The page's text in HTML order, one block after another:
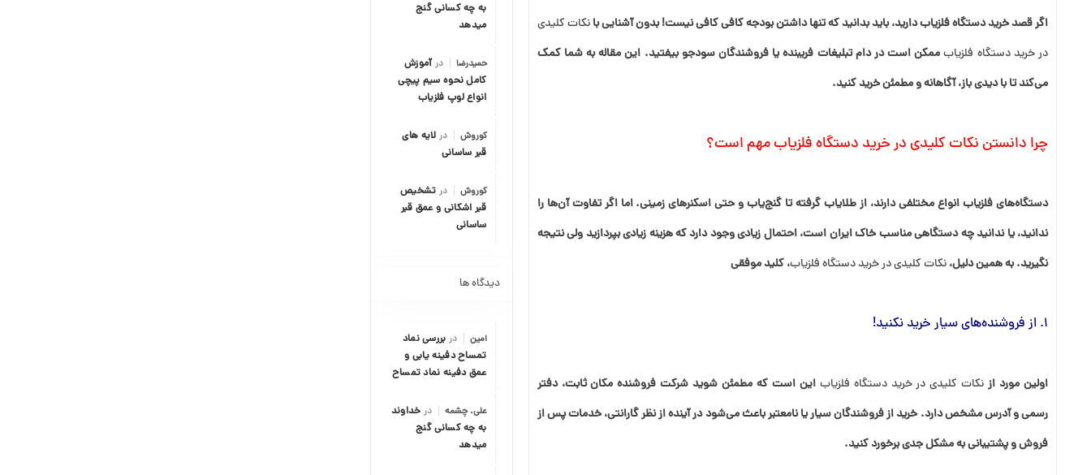
اگر قصد خرید دستگاه فلزیاب دارید، باید بدانید که تنها داشتن بودجه کافی کافی نیست! بدون آشنایی بانکات کلیدی
در خرید دستگاه فلزیابممکن است در دام تبلیغات فریبنده یا فروشندگان سودجو بیفتید. این مقاله به شما کمک
می‌کند تا با دیدی باز، آگاهانه و مطمئن خرید کنید.
چرا دانستن نکات کلیدی در خرید دستگاه فلزیاب مهم است؟
دستگاه‌های فلزیاب انواع مختلفی دارند، از طلایاب گرفته تا گنج‌یاب و حتی اسکنرهای زمینی. اما اگر تفاوت آن‌ها را
ندانید، یا ندانید چه دستگاهی مناسب خاک ایران است، احتمال زیادی وجود دارد که هزینه زیادی بپردازید ولی نتیجه
نگیرید. به همین دلیل،نکات کلیدی در خرید دستگاه فلزیاب، کلید موفقی
1. از فروشنده‌های سیار خرید نکنید!
اولین مورد از نکات کلیدی در خرید دستگاه فلزیاب این است که مطمئن شوید شرکت فروشنده مکان ثابت، دفتر
رسمی و آدرس مشخص دارد. خرید از فروشندگان سیار یا نامعتبر باعث می‌شود در آینده از نظر گارانتی، خدمات پس از
فروش و پشتیبانی به مشکل جدی برخورد کنید.
به چه کسانی گنج
میدهد
حمیدرضا در آموزش
کامل نحوه سیم پیچی
انواع لوپ فلزیاب
کوروش در لایه های
قبر ساسانی
کوروش در تشخیص
قبر اشکانی و عمق قبر
ساسانی
دیدگاه ها
امین در بررسی نماد
تمساح دفینه یابی و
عمق دفینه نماد تمساح
علی. چشمه در خداوند
به چه کسانی گنج
میدهد